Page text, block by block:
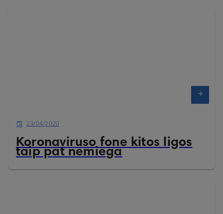
23/04/2020
Koronaviruso fone kitos ligos
taip pat nemiega